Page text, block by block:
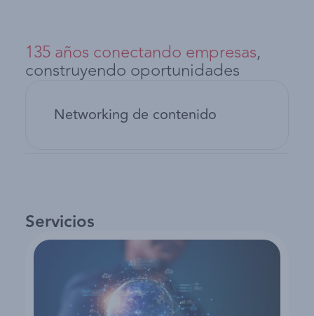
135 años conectando empresas,
construyendo oportunidades
Networking de contenido
Servicios